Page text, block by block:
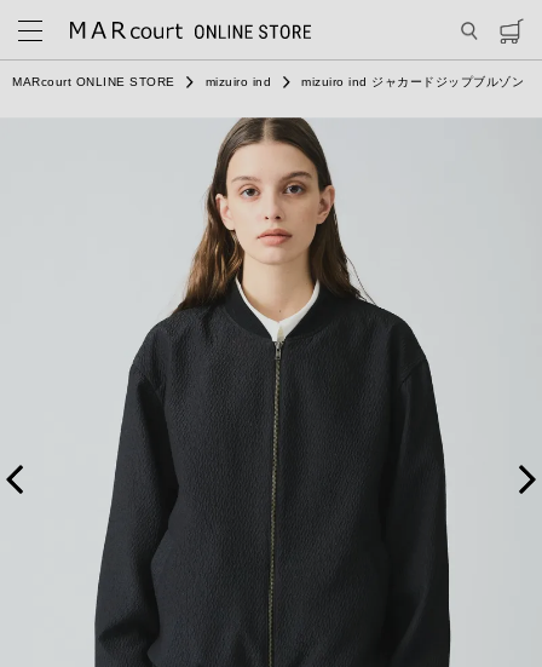
MARcourt ONLINE STORE mizuiro ind mizuiro ind ジャカードジップブルゾン